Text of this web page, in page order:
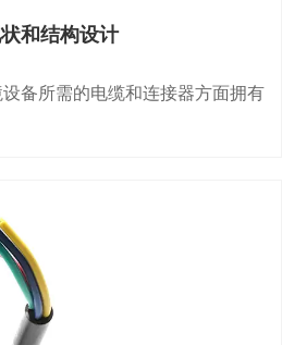
和结构设计
备所需的电缆和连接器方面拥有